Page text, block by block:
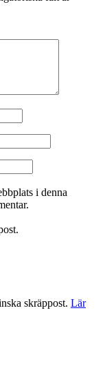
i denna
skräppost. Lär